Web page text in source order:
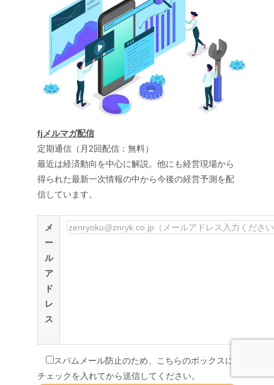
fjメルマガ配信
定期通信（月2回配信：無料）
最近は経済動向を中心に解説。他にも経営現場から
得られた最新一次情報の中から今後の経営予測を配
信しています。
メ
ー
ル
ア
ド
レ
ス
スパムメール防止のため、こちらのボックスに
チェックを入れてから送信してください。